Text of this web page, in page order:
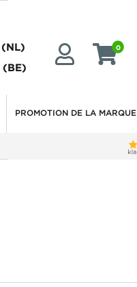
(NL)
(BE)
0
PROMOTION DE LA MARQUE